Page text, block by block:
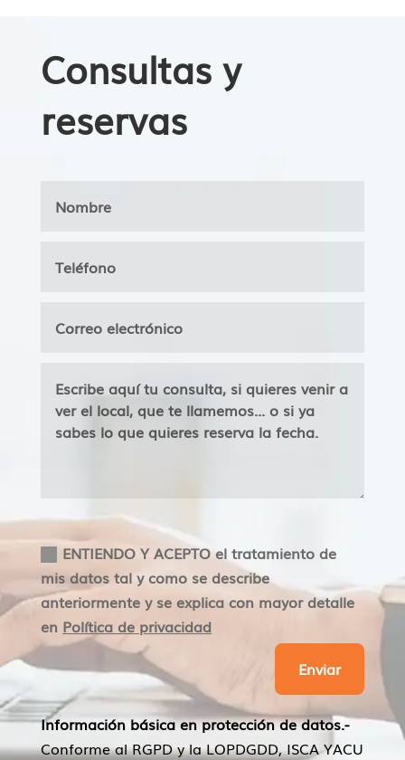
Consultas y
reservas
Aceptacion
ENTIENDO Y ACEPTO el tratamiento de
mis datos tal y como se describe
anteriormente y se explica con mayor detalle
en Política de privacidad
Enviar
Información básica en protección de datos.-
Conforme al RGPD y la LOPDGDD, ISCA YACU